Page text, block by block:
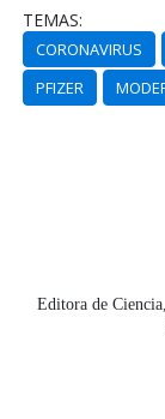
TEMAS:
CORONAVIRUS
PFIZER
Editora de